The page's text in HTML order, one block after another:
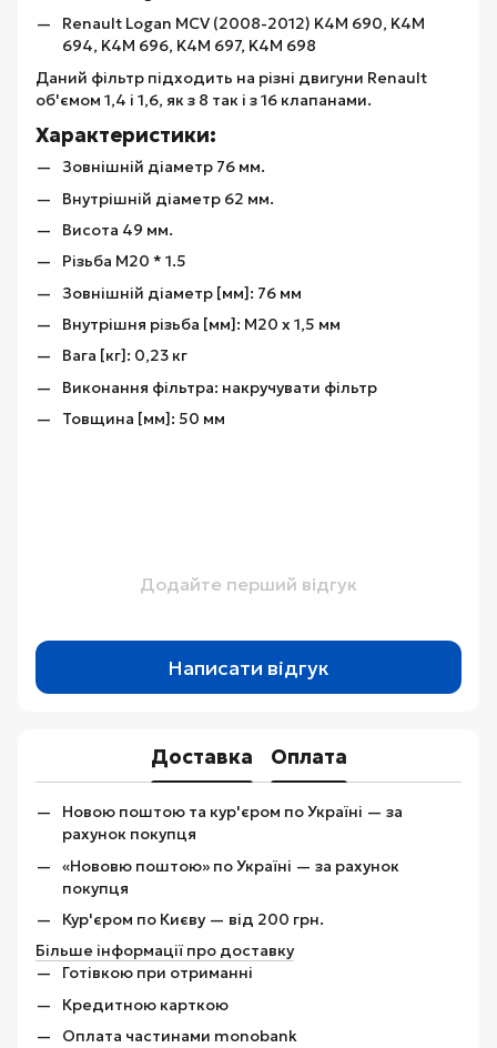
Renault Logan MCV (2008-2012) K4M 690, K4M
694, K4M 696, K4M 697, K4M 698
Даний фільтр підходить на різні двигуни Renault
об'ємом 1,4 і 1,6, як з 8 так і з 16 клапанами.
Характеристики:
Зовнішній діаметр 76 мм.
Внутрішній діаметр 62 мм.
Висота 49 мм.
Різьба М20 * 1.5
Зовнішній діаметр [мм]: 76 мм
Внутрішня різьба [мм]: M20 x 1,5 мм
Вага [кг]: 0,23 кг
Виконання фільтра: накручувати фільтр
Товщина [мм]: 50 мм
Додайте перший відгук
Написати відгук
Доставка Оплата
Новою поштою та кур'єром по Україні — за
рахунок покупця
«Нововю поштою» по Україні — за рахунок
покупця
Кур'єром по Києву — від 200 грн.
Більше інформації про доставку
Готівкою при отриманні
Кредитною карткою
Оплата частинами monobank